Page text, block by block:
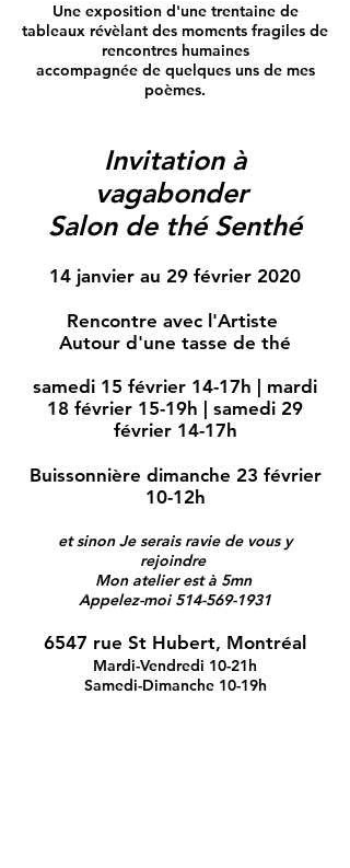
Une exposition d'une trentaine de
tableaux révèlant des moments fragiles de
rencontres humaines
accompagnée de quelques uns de mes
poèmes.
Invitation à
vagabonder
Salon de thé Senthé
14 janvier au 29 février 2020
Rencontre avec l'Artiste
Autour d'une tasse de thé
samedi 15 février 14-17h | mardi
18 février 15-19h | samedi 29
février 14-17h
Buissonnière dimanche 23 février
10-12h
et sinon Je serais ravie de vous y
rejoindre
Mon atelier est à 5mn
Appelez-moi 514-569-1931
6547 rue St Hubert, Montréal
Mardi-Vendredi 10-21h
Samedi-Dimanche 10-19h